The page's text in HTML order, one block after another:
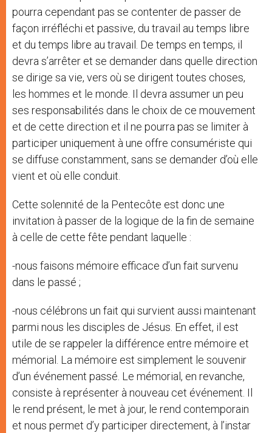
pourra cependant pas se contenter de passer de
façon irréfléchi et passive, du travail au temps libre
et du temps libre au travail. De temps en temps, il
devra s’arrêter et se demander dans quelle direction
se dirige sa vie, vers où se dirigent toutes choses,
les hommes et le monde. Il devra assumer un peu
ses responsabilités dans le choix de ce mouvement
et de cette direction et il ne pourra pas se limiter à
participer uniquement à une offre consumériste qui
se diffuse constamment, sans se demander d’où elle
vient et où elle conduit.
Cette solennité de la Pentecôte est donc une
invitation à passer de la logique de la fin de semaine
à celle de cette fête pendant laquelle :
-nous faisons mémoire efficace d’un fait survenu
dans le passé ;
-nous célébrons un fait qui survient aussi maintenant
parmi nous les disciples de Jésus. En effet, il est
utile de se rappeler la différence entre mémoire et
mémorial. La mémoire est simplement le souvenir
d’un événement passé. Le mémorial, en revanche,
consiste à représenter à nouveau cet événement. Il
le rend présent, le met à jour, le rend contemporain
et nous permet d’y participer directement, à l’instar